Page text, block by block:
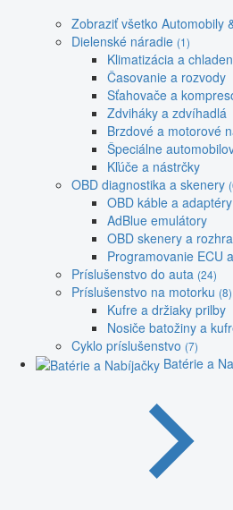
Zobraziť všetko Automobily
Dielenské náradie (1)
Klimatizácia a
Časovanie a rozvody
Sťahovače a
Zdviháky a zdvíhadlá
Brzdové a motorové
Špeciálne
Kľúče a nástrčky
OBD diagnostika a skenery
OBD káble a adaptéry
AdBlue emulátory
OBD skenery a
Programovanie ECU
Príslušenstvo do auta (24)
Príslušenstvo na motorku (8)
Kufre a držiaky prilby
Nosiče batožiny a
Cyklo príslušenstvo (7)
Batérie a